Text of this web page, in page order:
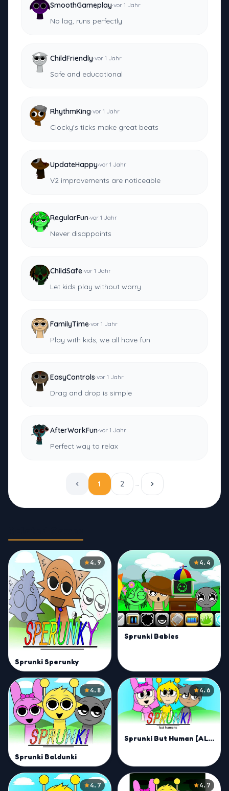
SmoothGameplay·vor 1 Jahr
No lag, runs perfectly
ChildFriendly·vor 1 Jahr
Safe and educational
RhythmKing·vor 1 Jahr
Clocky's ticks make great beats
UpdateHappy·vor 1 Jahr
V2 improvements are noticeable
RegularFun·vor 1 Jahr
Never disappoints
ChildSafe·vor 1 Jahr
Let kids play without worry
FamilyTime·vor 1 Jahr
Play with kids, we all have fun
EasyControls·vor 1 Jahr
Drag and drop is simple
AfterWorkFun·vor 1 Jahr
Perfect way to relax
1 2 …
4.9
Sprunki Sperunky
4.4
Sprunki Babies
4.8
Sprunki Baldunki
4.6
Sprunki But Human [ALL CHARACTERS]
4.7 4.7